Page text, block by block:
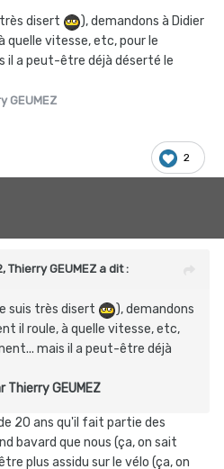
disert
), demandons à Didier
quelle vitesse, etc, pour le
il a peut-être déjà déserté le
GEUMEZ
2
Thierry GEUMEZa dit :
suis très disert
), demandons
il roule, à quelle vitesse, etc,
mais il a peut-être déjà
Thierry GEUMEZ
20 ans qu'il fait partie des
bavard que nous (ça, on sait
plus assidu sur le vélo (ça, on